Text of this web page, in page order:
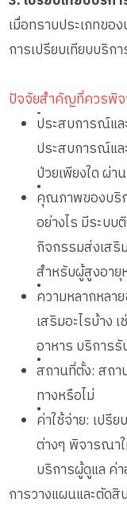
เมื่อทราบประเภทข
การเปรียบเทียบบริก
ปัจจัยสำคัญที่ควรพิ
•
ประสบการณ์แ
ประสบการณ์แ
ป่วยเพียงใด ผ่
•
คุณภาพของบริ
อย่างไร มีระบบ
กิจกรรมส่งเสริ
สำหรับผู้สูงอายุ
•
ความหลากหลา
เสริมอะไรบ้าง
อาหาร บริการ
•
สถานที่ตั้ง: สถา
ทางหรือไม่
•
ค่าใช้จ่าย: เปรี
ต่างๆ พิจารณา
บริการผู้ดูแล ค่
การวางแผนและตัดสิ